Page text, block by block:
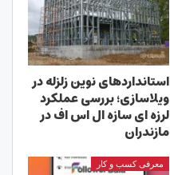
استانداردهای نوین زلزله در
ویلاسازی؛ بررسی عملکرد
لرزه ای سازه ال اس اف در
مازندران
معرفی کسب و کار